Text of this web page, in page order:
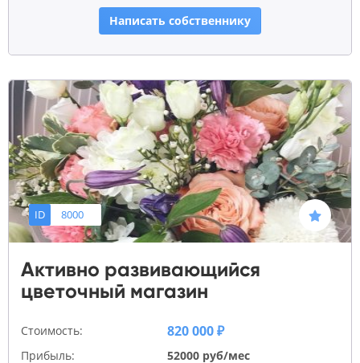
Написать собственнику
ID 8000
Активно развивающийся
цветочный магазин
Стоимость: 820 000 ₽
Прибыль: 52000 руб/мес